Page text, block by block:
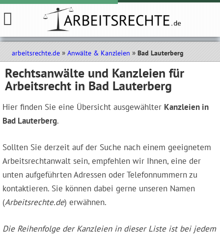
arbeitsrechte.de Anwälte & Kanzleien Bad Lauterberg
Rechtsanwälte und Kanzleien für
Arbeitsrecht in Bad Lauterberg
Hier finden Sie eine Übersicht ausgewählter Kanzleien in
Bad Lauterberg.
Sollten Sie derzeit auf der Suche nach einem geeignetem
Arbeitsrechtanwalt sein, empfehlen wir Ihnen, eine der
unten aufgeführten Adressen oder Telefonnummern zu
kontaktieren. Sie können dabei gerne unseren Namen
(Arbeitsrechte.de) erwähnen.
Die Reihenfolge der Kanzleien in dieser Liste ist bei jedem